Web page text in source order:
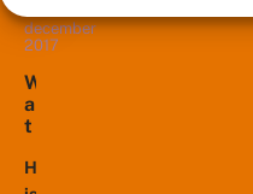
één
generatie
jaar
hebben,
we...
e
n
e
r
a
t
i
e
lijken
veel
extra
generaties
hebben
december
2017
W
a
t
lHet